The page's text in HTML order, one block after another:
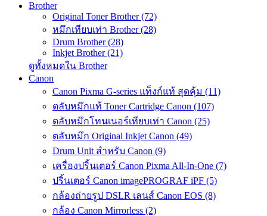
Brother
Original Toner Brother (72)
หมึกเทียบเท่า Brother (28)
Drum Brother (28)
Inkjet Brother (21)
ดูทั้งหมดใน Brother
Canon
Canon Pixma G-series แท็งก์แท้ สุดคุ้ม (11)
ตลับหมึกแท้ Toner Cartridge Canon (107)
ตลับหมึกโทนเนอร์เทียบเท่า Canon (25)
ตลับหมึก Original Inkjet Canon (49)
Drum Unit สำหรับ Canon (9)
เครื่องปริ้นเตอร์ Canon Pixma All-In-One (7)
ปริ้นเตอร์ Canon imagePROGRAF iPF (5)
กล้องถ่ายรูป DSLR เลนส์ Canon EOS (8)
กล้อง Canon Mirrorless (2)